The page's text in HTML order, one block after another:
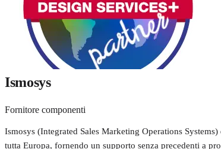
Ismosys
Fornitore componenti
Ismosys (Integrated Sales Marketing Operations
tutta Europa, fornendo un supporto senza precedenti a